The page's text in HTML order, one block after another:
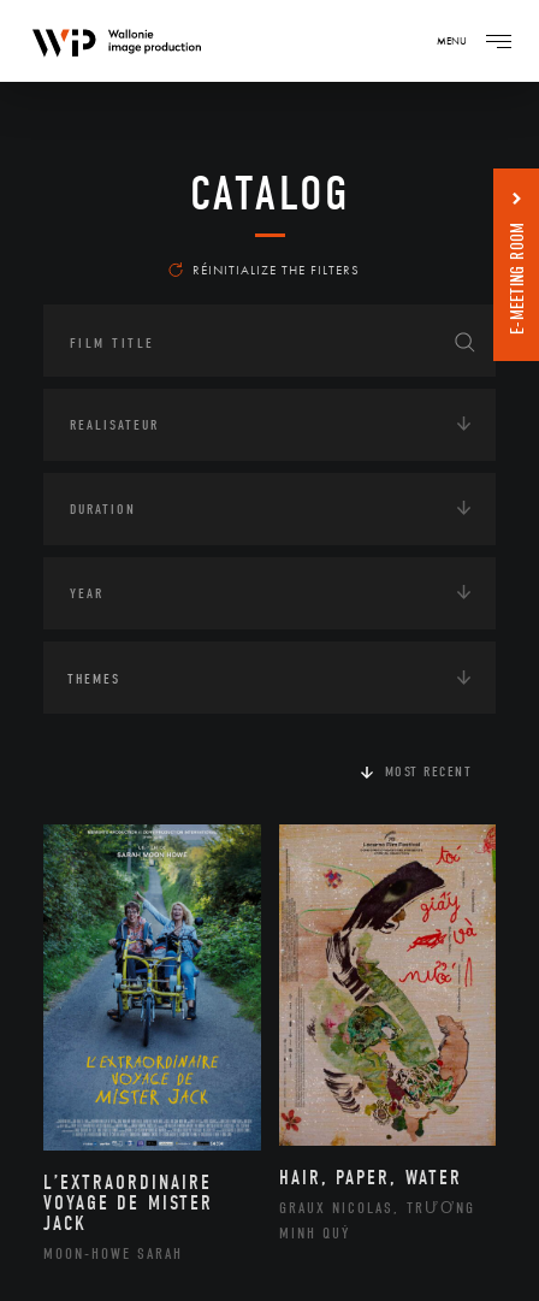
MENU
CATALOG
RÉINITIALIZE THE FILTERS
THEMES
MOST RECENT
L’EXTRAORDINAIRE
VOYAGE DE MISTER
JACK
MOON-HOWE SARAH
HAIR, PAPER, WATER
GRAUX NICOLAS, TRƯƠNG
MINH QUÝ
E-MEETING ROOM